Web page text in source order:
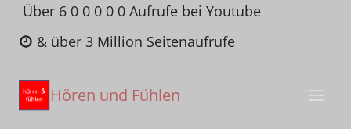
Zum
Inhalt
springen
Über 6 0 0 0 0 0 Aufrufe bei Youtube
& über 3 Million Seitenaufrufe
Hören und Fühlen